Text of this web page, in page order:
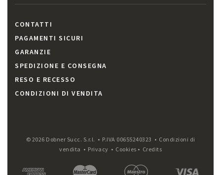
CONTATTI
PAGAMENTI SICURI
GARANZIE
SPEDIZIONE E CONSEGNA
RESO E RECESSO
CONDIZIONI DI VENDITA
© 2026 Dobner Succ. S.r.l. • P.IVA 00655240323 • Condizioni di
vendita • Privacy • Cookies • Credits